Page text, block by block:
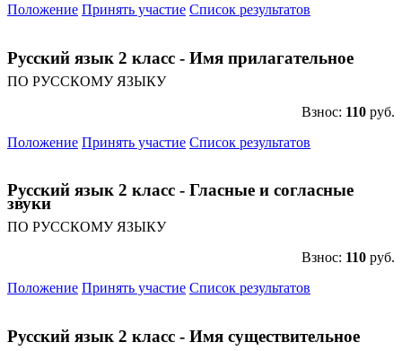
Положение Принять участие Список результатов
Русский язык 2 класс - Имя прилагательное
ПО РУССКОМУ ЯЗЫКУ
Взнос: 110 руб.
Положение Принять участие Список результатов
Русский язык 2 класс - Гласные и согласные
звуки
ПО РУССКОМУ ЯЗЫКУ
Взнос: 110 руб.
Положение Принять участие Список результатов
Русский язык 2 класс - Имя существительное